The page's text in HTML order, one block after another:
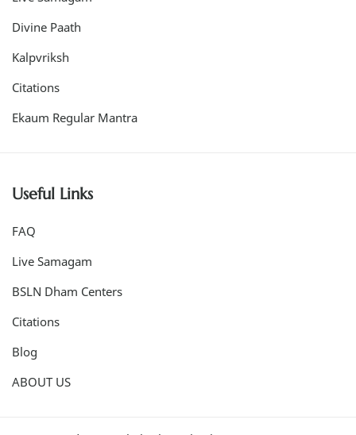
Divine Paath
Kalpvriksh
Citations
Ekaum Regular Mantra
Useful Links
FAQ
Live Samagam
BSLN Dham Centers
Citations
Blog
ABOUT US